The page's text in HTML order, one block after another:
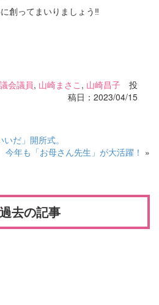
創ってまいりましょう‼
会議員, 山崎まさこ , 山崎昌子 投
稿日：2023/04/15
だ」開所式。
今年も「お母さん先生」が大活躍！ »
過去の記事